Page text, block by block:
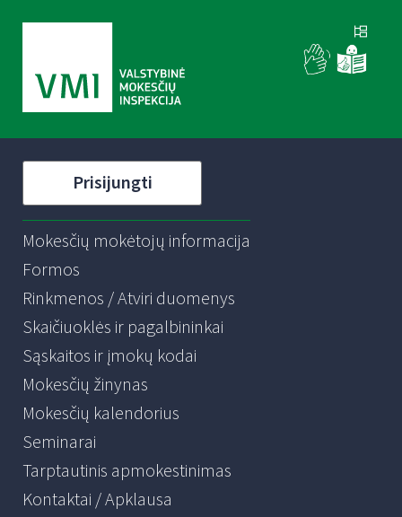
Prisijungti
Mokesčių mokėtojų informacija
Formos
Rinkmenos / Atviri duomenys
Skaičiuoklės ir pagalbininkai
Sąskaitos ir įmokų kodai
Mokesčių žinynas
Mokesčių kalendorius
Seminarai
Tarptautinis apmokestinimas
Kontaktai / Apklausa